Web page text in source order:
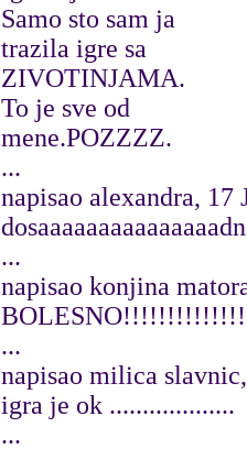
Samo sto sam ja
trazila igre sa
ZIVOTINJAMA.
To je sve od
mene.POZZZZ.
...
napisao alexandra, 17
...
napisao konjina
BOLESNO!!!!!!!!!!!!!!
...
napisao milica
igra je ok ...................
...